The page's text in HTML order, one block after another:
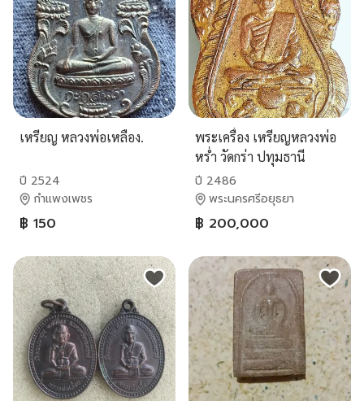
เหรียญ หลวงพ่อเหลือง.
ปี 2524
กำแพงเพชร
฿ 150
พระเครื่อง เหรียญหลวงพ่อ
หร่ำ วัดกร่า ปทุมธานี
ปี 2486
พระนครศรีอยุธยา
฿ 200,000